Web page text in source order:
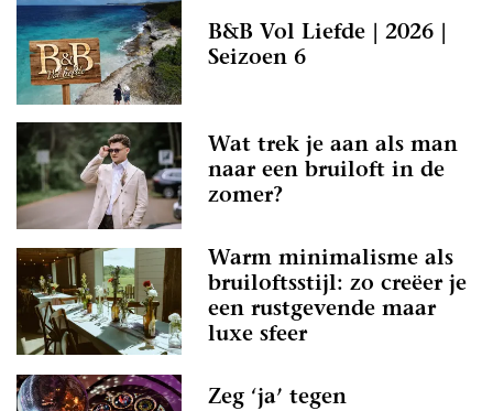
B&B Vol Liefde | 2026 |
Seizoen 6
Wat trek je aan als man
naar een bruiloft in de
zomer?
Warm minimalisme als
bruiloftsstijl: zo creëer je
een rustgevende maar
luxe sfeer
Zeg ‘ja’ tegen